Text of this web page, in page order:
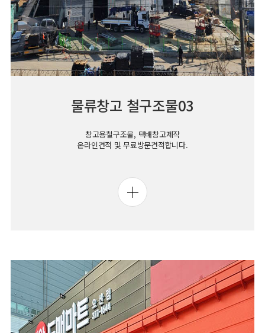
물류창고 철구조물03
창고용철구조물, 택배창고제작
온라인견적 및 무료방문견적합니다.